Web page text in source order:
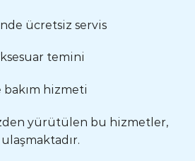
ücretsiz servis
temini
hizmeti
yürütülen bu hizmetler,